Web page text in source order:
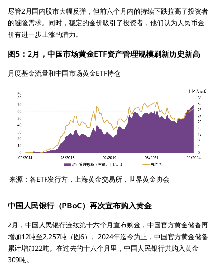
尽管2月国内股市大幅反弹，但前六个月内的持续下跌拉高了投资者
的避险需求。同时，稳定的金价吸引了投资者，他们认为人民币金
价有进一步上涨的潜力。
图5：2月，中国市场黄金ETF资产管理规模刷新历史新高
月度基金流量和中国市场黄金ETF持仓
来源：各ETF发行方，上海黄金交易所，世界黄金协会
中国人民银行（PBoC）再次宣布购入黄金
2月，中国人民银行连续第十六个月宣布购金，中国官方黄金储备再
增加12吨至2,257吨（图6）。2024年迄今为止，中国官方黄金储备
累计增加22吨。在过去的十六个月里，中国人民银行共购入黄金
309吨。